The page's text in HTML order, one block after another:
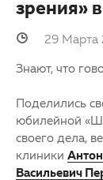
Клуб
зрения»
29 Марта
Знают, что
Поделились
юбилейной
своего дела,
клиники
Васильевич